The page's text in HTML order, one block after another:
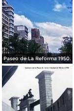
Paseo de La Reforma 1950.